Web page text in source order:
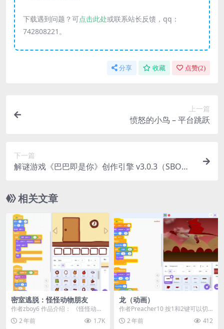
下载遇到问题？可点击此处或联系站长反馈，qq：
742808221。
分享 收藏 点赞(2)
上一篇
愤怒的小鸟 – 平台跳跃
下一篇
解谜游戏《巴巴即是你》创作引擎 v3.0.3（SBO
相关文章
密室逃脱：怪怪动物朋友
作者zboy6 作品介绍： 《怪怪动物
朋友》是一款轻松有趣的密室逃脱
游戏，玩家需...
2 年前 1.7K
龙（动画）
作者Preacher10 按1和2键可以切
换龙头。 我正在尝试更多动画。 我
添加...2 年前 412